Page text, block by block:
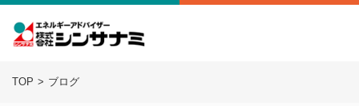
TOP ブログ